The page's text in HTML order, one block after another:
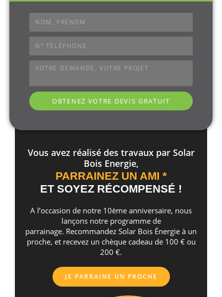
OBTENEZ VOTRE DEVIS GRATUIT
Vous avez réalisé des travaux par Solar
Bois Energie,
PARRAINEZ UN AMI *
ET SOYEZ RÉCOMPENSÉ !
A l’occasion de notre 10ème anniversaire, nous
lançons notre programme de
parrainage. Recommandez Solar Bois Énergie à un
proche, et recevez un chèque cadeau de 100 € ou
200 €.
JE PARRAINE UN PROCHE